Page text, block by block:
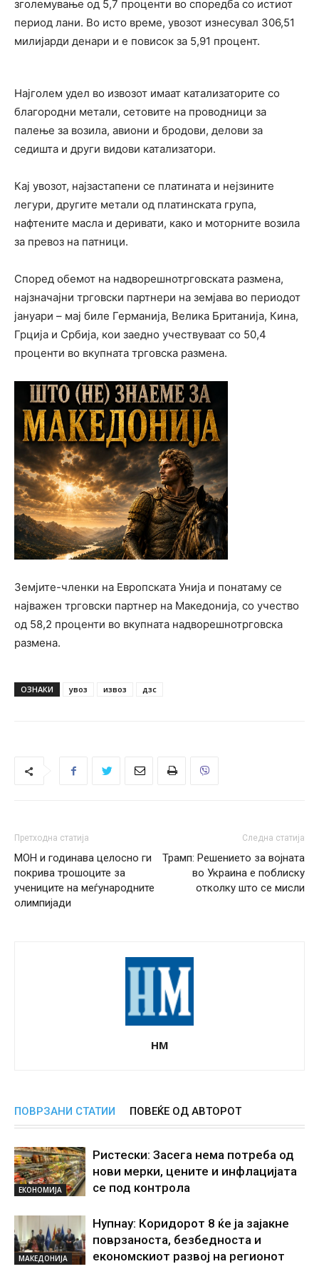
зголемување од 5,7 проценти во споредба со истиот
период лани. Во исто време, увозот изнесувал 306,51
милијарди денари и е повисок за 5,91 процент.
Најголем удел во извозот имаат катализаторите со
благородни метали, сетовите на проводници за
палење за возила, авиони и бродови, делови за
седишта и други видови катализатори.
Кај увозот, најзастапени се платината и нејзините
легури, другите метали од платинската група,
нафтените масла и деривати, како и моторните возила
за превоз на патници.
Според обемот на надворешнотрговската размена,
најзначајни трговски партнери на земјава во периодот
јануари – мај биле Германија, Велика Британија, Кина,
Грција и Србија, кои заедно учествуваат со 50,4
проценти во вкупната трговска размена.
Земјите-членки на Европската Унија и понатаму се
најважен трговски партнер на Македонија, со учество
од 58,2 проценти во вкупната надворешнотрговска
размена.
ОЗНАКИ увоз извоз дзс
Претходна статија
МОН и годинава целосно ги
покрива трошоците за
учениците на меѓународните
олимпијади
Следна статија
Трамп: Решението за војната
во Украина е поблиску
отколку што се мисли
НМ
ПОВРЗАНИ СТАТИИ ПОВЕЌЕ ОД АВТОРОТ
ЕКОНОМИЈА
Ристески: Засега нема потреба од
нови мерки, цените и инфлацијата
се под контрола
МАКЕДОНИЈА
Нупнау: Коридорот 8 ќе ја зајакне
поврзаноста, безбедноста и
економскиот развој на регионот